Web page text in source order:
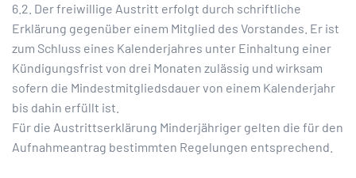
6.2. Der freiwillige Austritt erfolgt durch schriftliche
Erklärung gegenüber einem Mitglied des Vorstandes. Er ist
zum Schluss eines Kalenderjahres unter Einhaltung einer
Kündigungsfrist von drei Monaten zulässig und wirksam
sofern die Mindestmitgliedsdauer von einem Kalenderjahr
bis dahin erfüllt ist.
Für die Austrittserklärung Minderjähriger gelten die für den
Aufnahmeantrag bestimmten Regelungen entsprechend.